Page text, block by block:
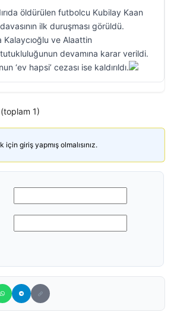
öldürülen futbolcu Kubilay Kaan
ilk duruşması görüldü.
Kalaycıoğlu ve Alaattin
tutukluluğunun devamına karar verildi.
‘ev hapsi’ cezası ise kaldırıldı.
1)
giriş yapmış olmalısınız.